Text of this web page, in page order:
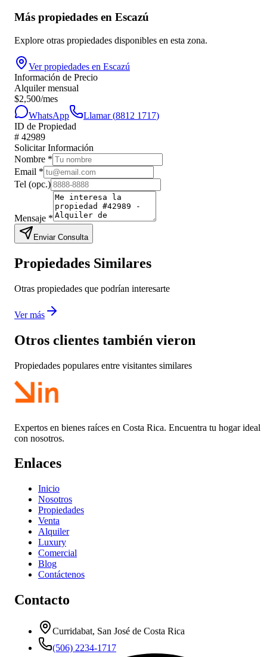
Más propiedades en Escazú
Explore otras propiedades disponibles en esta zona.
Ver propiedades en Escazú
Información de Precio
Alquiler mensual
$2,500/mes
WhatsApp
Llamar (8812 1717)
ID de Propiedad
# 42989
Solicitar Información
Nombre *
Email *
Tel (opc.)
Mensaje *
Enviar Consulta
Propiedades Similares
Otras propiedades que podrían interesarte
Ver más
Otros clientes también vieron
Propiedades populares entre visitantes similares
Expertos en bienes raíces en Costa Rica. Encuentra tu hogar ideal
con nosotros.
Enlaces
Inicio
Nosotros
Propiedades
Venta
Alquiler
Luxury
Comercial
Blog
Contáctenos
Contacto
Curridabat, San José de Costa Rica
(506) 2234-1717